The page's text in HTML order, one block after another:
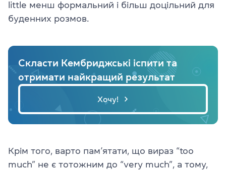
little менш формальний і більш доцільний для
буденних розмов.
Скласти Кембриджські іспити та
отримати найкращий результат
Хочу!
Крім того, варто пам’ятати, що вираз “too
much” не є тотожним до “very much”, а тому,